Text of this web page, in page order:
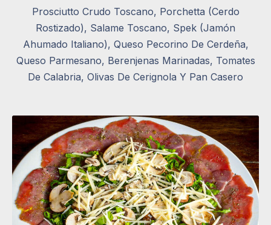
Prosciutto Crudo Toscano, Porchetta (Cerdo
Rostizado), Salame Toscano, Spek (Jamón
Ahumado Italiano), Queso Pecorino De Cerdeña,
Queso Parmesano, Berenjenas Marinadas, Tomates
De Calabria, Olivas De Cerignola Y Pan Casero